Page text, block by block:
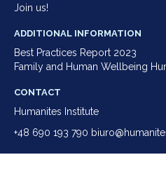
Join us!
ADDITIONAL INFORMATION
Best Practices Report 2023
Family and Human Wellbeing
CONTACT
Humanites Institute
+48 690 193 790